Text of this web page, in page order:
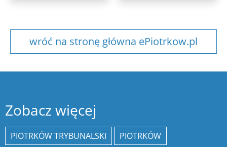
wróć na stronę główna ePiotrkow.pl
Zobacz więcej
PIOTRKÓW TRYBUNALSKI
PIOTRKÓW